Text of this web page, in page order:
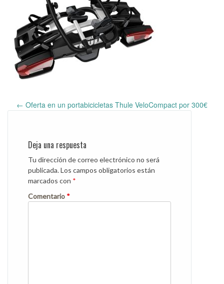
Post
← Oferta en un portabicicletas Thule VeloCompact por 300€
Deja una respuesta
Tu dirección de correo electrónico no será
publicada.Los campos obligatorios están
marcados con *
Comentario *